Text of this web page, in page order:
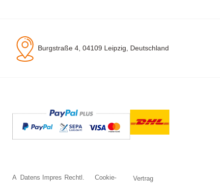
Burgstraße 4, 04109 Leipzig, Deutschland
A Datens Impres Rechtl. Cookie- Vertrag